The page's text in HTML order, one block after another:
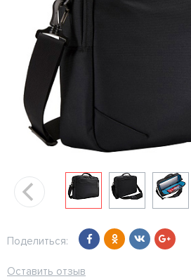
Поделиться:
Оставить отзыв